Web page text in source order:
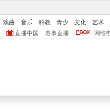
戏曲 音乐 科教 青少 文化
艺术
直播中国 赛事直播 网络